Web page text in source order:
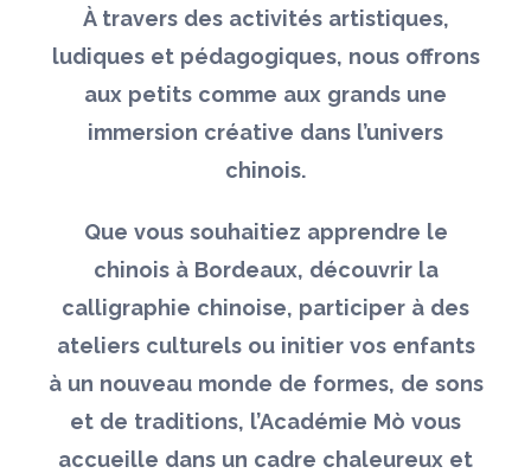
À travers des activités artistiques,
ludiques et pédagogiques, nous offrons
aux petits comme aux grands une
immersion créative dans l’univers
chinois.
Que vous souhaitiez apprendre le
chinois à Bordeaux, découvrir la
calligraphie chinoise, participer à des
ateliers culturels ou initier vos enfants
à un nouveau monde de formes, de sons
et de traditions, l’Académie Mò vous
accueille dans un cadre chaleureux et